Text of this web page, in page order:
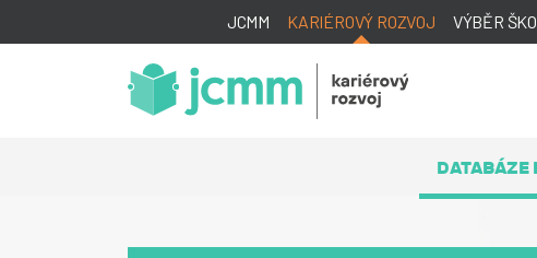
JCMM KARIÉROVÝ ROZVOJ VÝBĚR
DATABÁZE